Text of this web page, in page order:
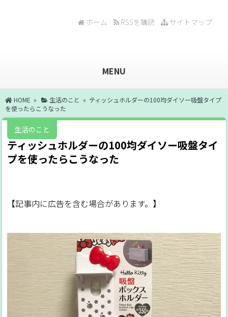
サイトマップ
RSSを購読
ホーム
MENU
HOME » 生活のこと » ティッシュホルダーの100均ダイソー吸盤タイプ
を使ったらこうなった
生活のこと
ティッシュホルダーの100均ダイソー吸盤タイ
プを使ったらこうなった
【記事内に広告を含む場合があります。】